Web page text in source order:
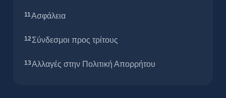
Ασφάλεια
Σύνδεσμοι προς τρίτους
Αλλαγές στην Πολιτική Απορρήτου